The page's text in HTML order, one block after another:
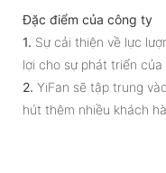
Đặc điểm của công ty
1. Sự cải thiện về lực
lợi cho sự phát triển của
2. YiFan sẽ tập trung
hút thêm nhiều khách